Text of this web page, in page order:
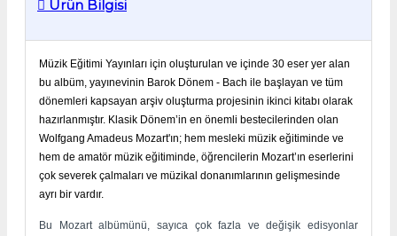
Ürün Bilgisi
Müzik Eğitimi Yayınları için oluşturulan ve içinde 30 eser yer alan
bu albüm, yayınevinin Barok Dönem - Bach ile başlayan ve tüm
dönemleri kapsayan arşiv oluşturma projesinin ikinci kitabı olarak
hazırlanmıştır. Klasik Dönem’in en önemli bestecilerinden olan
Wolfgang Amadeus Mozart'ın; hem mesleki müzik eğitiminde ve
hem de amatör müzik eğitiminde, öğrencilerin Mozart’ın eserlerini
çok severek çalmaları ve müzikal donanımlarının gelişmesinde
ayrı bir vardır.
Bu Mozart albümünü, sayıca çok fazla ve değişik edisyonlar